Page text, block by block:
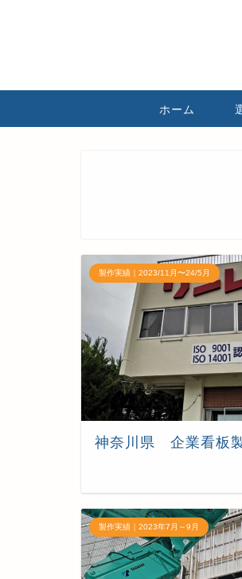
ホーム
製作実績｜2023/11月〜24/5月
神奈川県 企業看板
製作実績｜2023年7月～9月